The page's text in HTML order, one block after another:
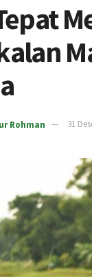
Rohman 31